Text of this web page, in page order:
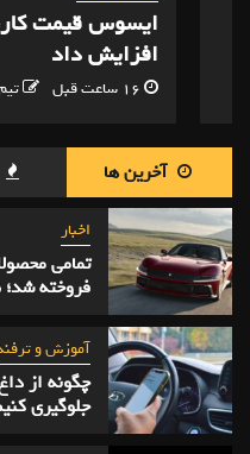
افزایش داد
تیم تولید
آخرین ها
اخبار
فروخته
آموزش و
چگونه از
جلوگیری